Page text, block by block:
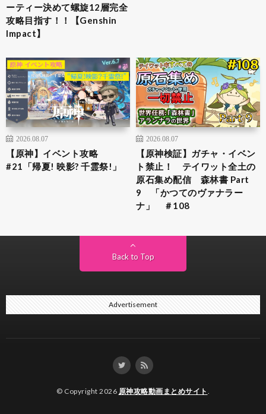
ーティー決めて螺旋12層完全
攻略目指す！！【Genshin
Impact】
2026.08.07
【原神】イベント攻略
#21「帰夏! 映影? 千霊祭!」
2026.08.07
【原神検証】ガチャ・イベン
ト禁止！ テイワット全土の
原石集め配信 森林書 Part
9 「かつてのヴァナラー
ナ」 ＃108
Back to Top
Advertisement
© Copyright 2026 原神攻略動画まとめサイト .